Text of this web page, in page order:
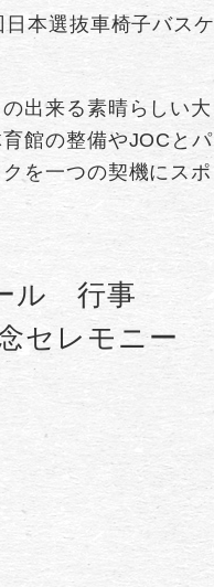
本選抜車椅子バスケ
出来る素晴らしい大
館の整備やJOCとパ
を一つの契機にスポ
ル 行事
セレモニー